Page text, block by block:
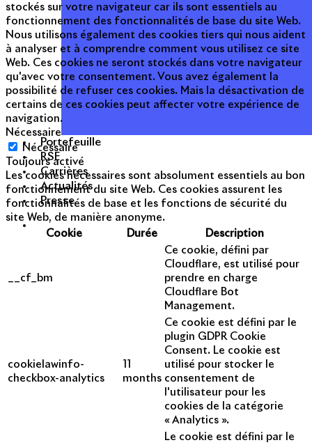
Portefeuille
RSE
Carrières
Actualités
Presse
stockés sur votre navigateur car ils sont essentiels au
fonctionnement des fonctionnalités de base du site Web.
Nous utilisons également des cookies tiers qui nous aident
à analyser et à comprendre comment vous utilisez ce site
Web. Ces cookies ne seront stockés dans votre navigateur
qu'avec votre consentement. Vous avez également la
possibilité de refuser ces cookies. Mais la désactivation de
certains de ces cookies peut affecter votre expérience de
navigation.
Nécessaire
Nécessaire
Toujours activé
Les cookies nécessaires sont absolument essentiels au bon
fonctionnement du site Web. Ces cookies assurent les
fonctionnalités de base et les fonctions de sécurité du
site Web, de manière anonyme.
Cookie
Durée Description
__cf_bm
Ce cookie, défini par
Cloudflare, est utilisé pour
prendre en charge
Cloudflare Bot
Management.
cookielawinfo-
checkbox-analytics
months
Ce cookie est défini par le
plugin GDPR Cookie
Consent. Le cookie est
utilisé pour stocker le
consentement de
l'utilisateur pour les
cookies de la catégorie
« Analytics ».
Le cookie est défini par le